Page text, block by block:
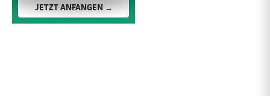
JETZT ANFANGEN →